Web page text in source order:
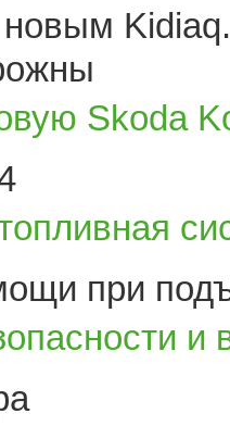
Skoda
при
и